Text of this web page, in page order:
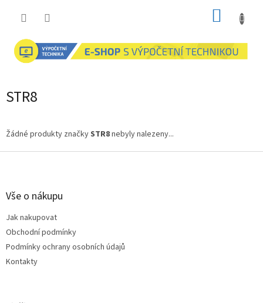
STR8
Žádné produkty značkySTR8nebyly nalezeny...
Z
Vše o nákupu
Jak nakupovat
Obchodní podmínky
Podmínky ochrany osobních údajů
Kontakty